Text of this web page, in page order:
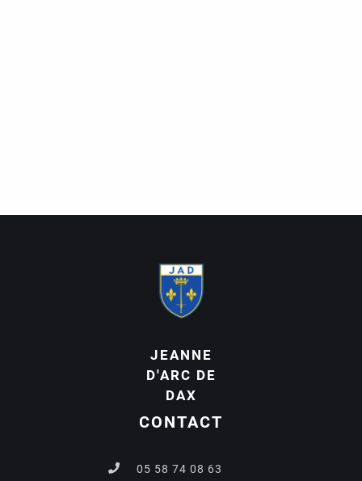
JEANNE
D'ARC DE
DAX
CONTACT
05 58 74 08 63